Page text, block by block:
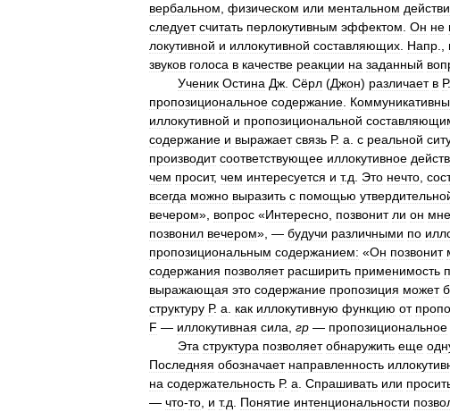
вербальном физическом или ментальном
следует считать перлокутивным эффектом Он не
локутивной и иллокутивной составляющих Напр
звуков голоса в качестве реакции на заданный
Ученик Остина Дж Сёрл (Джон) различает в Р.
пропозициональное содержание
иллокутивной и пропозициональной
содержание и выражает связь Р. а с реальной
производит соответствующее иллокутивное
чем просит, чем интересуется и т.д Это нечто
всегда можно выразить с помощью
вечером», вопрос «Интересно позвонит ли он мне
позвонил вечером», — будучи различными по
пропозициональным содержанием: «Он позвонит
содержания позволяет расширить применимость
выражающая это содержание пропозиция может
структуру Р. а как иллокутивную функцию от
F — иллокутивная сила гр — пропозициональное
Эта структура позволяет обнаружить еще
Последняя обозначает направленность
на содержательность Р. а Спрашивать или
— что-то и т.д Понятие интенциональности